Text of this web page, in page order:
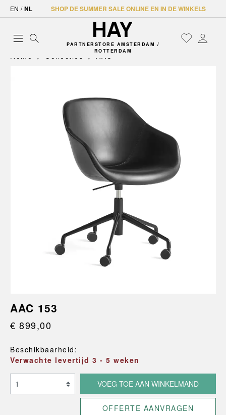
EN / NL SHOP DE SUMMER SALE ONLINE EN IN DE WINKELS
PARTNERSTORE AMSTERDAM /
ROTTERDAM
Home Collecties AAC
AAC 153
€ 899,00
Beschikbaarheid:
Verwachte levertijd 3 - 5 weken
VOEG TOE AAN WINKELMAND
OFFERTE AANVRAGEN